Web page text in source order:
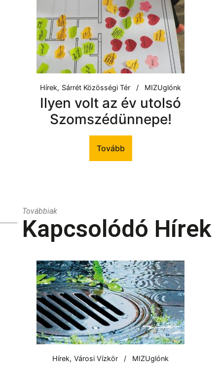
Hírek Sárrét Közösségi Tér MIZUglónk
Ilyen volt az év utolsó
Szomszédünnepe!
Tovább
Továbbiak
Kapcsolódó Hírek
Hírek Városi Vízkör MIZUglónk